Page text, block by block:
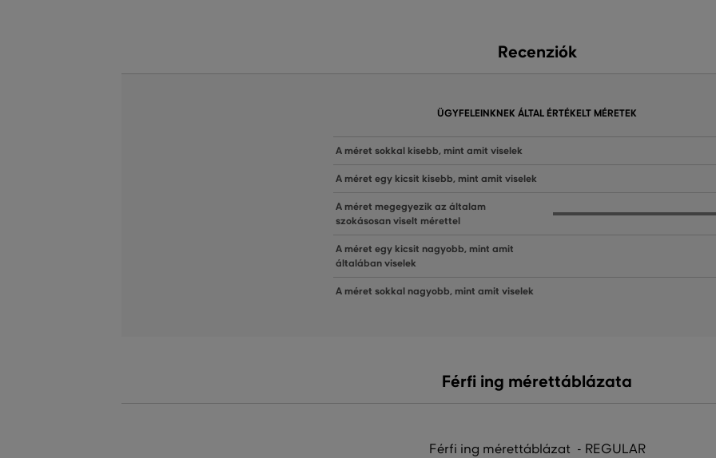
Recenziók
ÜGYFELEINKNEK ÁLTAL ÉRTÉKELT MÉRETEK
A méret sokkal kisebb, mint amit viselek
A méret egy kicsit kisebb, mint amit viselek
A méret megegyezik az általam
szokásosan viselt mérettel
A méret egy kicsit nagyobb, mint amit
általában viselek
A méret sokkal nagyobb, mint amit viselek
Férfi ing mérettáblázata
Férfi ing mérettáblázat - REGULAR